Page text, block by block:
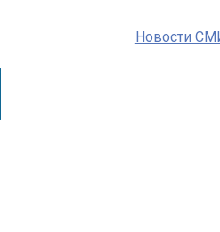
Новости